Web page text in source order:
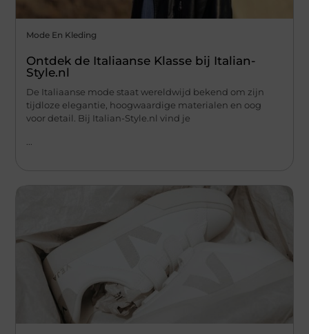
Mode En Kleding
Ontdek de Italiaanse Klasse bij Italian-
Style.nl
De Italiaanse mode staat wereldwijd bekend om zijn
tijdloze elegantie, hoogwaardige materialen en oog
voor detail. Bij Italian-Style.nl vind je